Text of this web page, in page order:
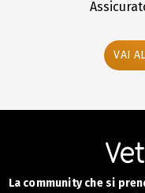
VAI
La community che si